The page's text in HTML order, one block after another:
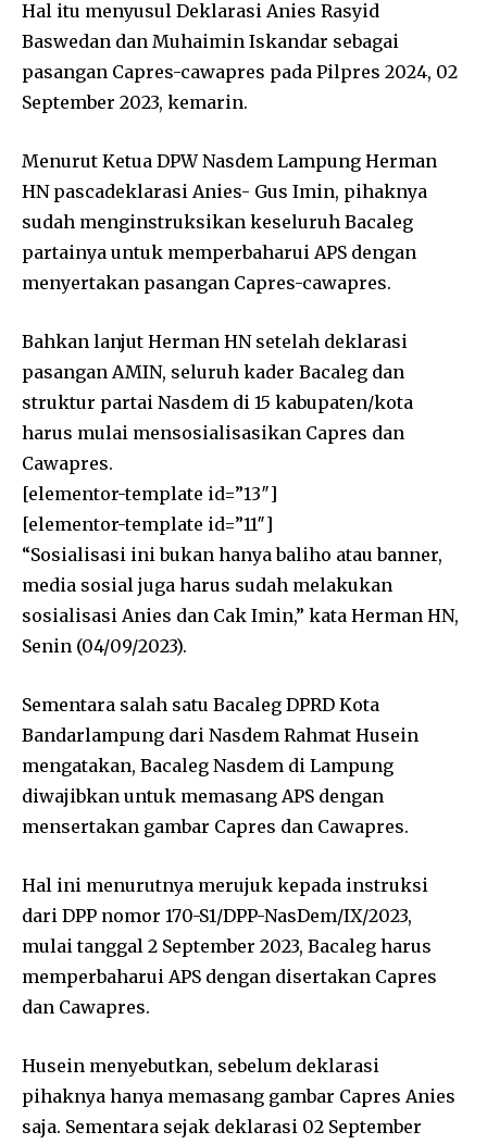
Hal itu menyusul Deklarasi Anies Rasyid
Baswedan dan Muhaimin Iskandar sebagai
pasangan Capres-cawapres pada Pilpres 2024, 02
September 2023, kemarin.
Menurut Ketua DPW Nasdem Lampung Herman
HN pascadeklarasi Anies- Gus Imin, pihaknya
sudah menginstruksikan keseluruh Bacaleg
partainya untuk memperbaharui APS dengan
menyertakan pasangan Capres-cawapres.
Bahkan lanjut Herman HN setelah deklarasi
pasangan AMIN, seluruh kader Bacaleg dan
struktur partai Nasdem di 15 kabupaten/kota
harus mulai mensosialisasikan Capres dan
Cawapres.
[elementor-template id=”13″]
[elementor-template id=”11″]
“Sosialisasi ini bukan hanya baliho atau banner,
media sosial juga harus sudah melakukan
sosialisasi Anies dan Cak Imin,” kata Herman HN,
Senin (04/09/2023).
Sementara salah satu Bacaleg DPRD Kota
Bandarlampung dari Nasdem Rahmat Husein
mengatakan, Bacaleg Nasdem di Lampung
diwajibkan untuk memasang APS dengan
mensertakan gambar Capres dan Cawapres.
Hal ini menurutnya merujuk kepada instruksi
dari DPP nomor 170-S1/DPP-NasDem/IX/2023,
mulai tanggal 2 September 2023, Bacaleg harus
memperbaharui APS dengan disertakan Capres
dan Cawapres.
Husein menyebutkan, sebelum deklarasi
pihaknya hanya memasang gambar Capres Anies
saja. Sementara sejak deklarasi 02 September